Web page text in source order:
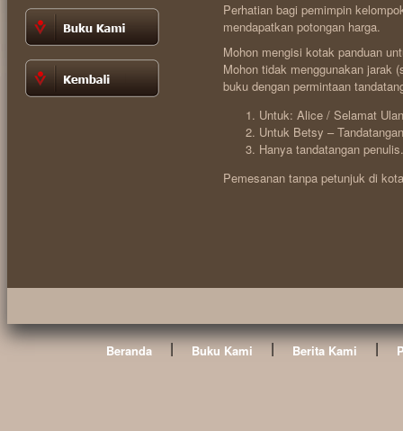
Perhatian bagi pemimpin
mendapatkan potongan harga.
Mohon mengisi kotak panduan
Mohon tidak menggunakan jarak
buku dengan permintaan
Untuk: Alice / Selamat
Untuk Betsy –
Hanya tandatangan penulis.
Pemesanan tanpa petunjuk di
Beranda | Buku Kami | Berita Kami |